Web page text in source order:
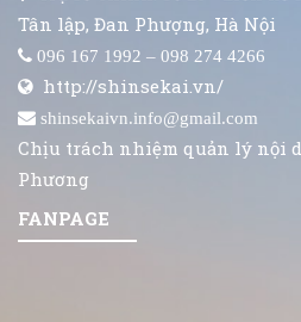
Tân lập, Đan Phượng, Hà Nội
096 167 1992 – 098 274 4266
http://shinsekai.vn/
shinsekaivn.info@gmail.com
Chịu trách nhiệm quản lý nội
Phương
FANPAGE